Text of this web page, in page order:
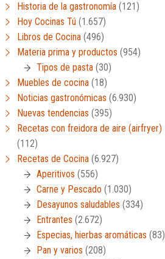
Historia de la gastronomía (121)
Hoy Cocinas Tú (1.657)
Libros de Cocina (496)
Materia prima y productos (954)
Tipos de pasta (30)
Muebles de cocina (18)
Noticias gastronómicas (6.930)
Nuevas tendencias (395)
Recetas con freidora de aire (airfryer)
(112)
Recetas de Cocina (6.927)
Aperitivos (556)
Carne y Pescado (1.030)
Desayunos saludables (334)
Entrantes (2.672)
Especias, hierbas aromáticas (83)
Pan y varios (208)